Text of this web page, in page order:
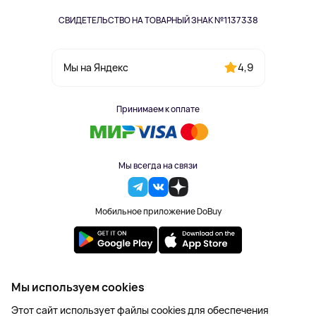
СВИДЕТЕЛЬСТВО НА ТОВАРНЫЙ ЗНАК №1137338
Мы на Яндекс 4,9
Принимаем к оплате
Мы всегда на связи
Мобильное приложение DoBuy
2023-2026 © DoBuy. Все права защищены
Правила обработки персональных данных
Пользовательское соглашение
Мы используем cookies
Этот сайт использует файлы cookies для обеспечения